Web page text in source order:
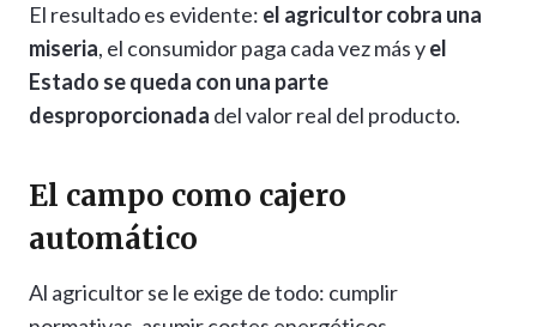
El resultado es evidente: el agricultor cobra una
miseria, el consumidor paga cada vez más yel
Estado se queda con una parte
desproporcionada del valor real del producto.
El campo como cajero
automático
Al agricultor se le exige de todo: cumplir